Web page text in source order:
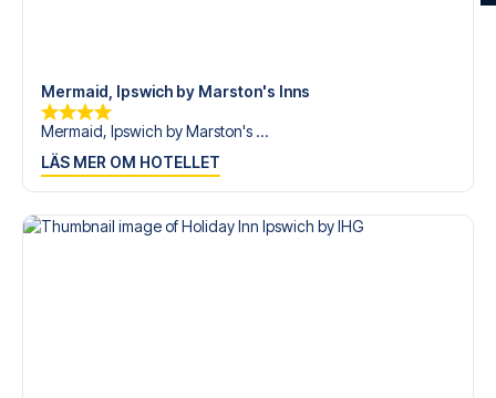
Mermaid, Ipswich by Marston's Inns
Mermaid, Ipswich by Marston's ...
LÄS MER OM HOTELLET